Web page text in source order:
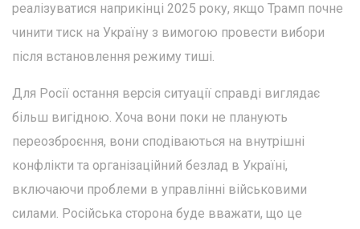
реалізуватися наприкінці 2025 року, якщо Трамп почне
чинити тиск на Україну з вимогою провести вибори
після встановлення режиму тиші.
Для Росії остання версія ситуації справді виглядає
більш вигідною. Хоча вони поки не планують
переозброєння, вони сподіваються на внутрішні
конфлікти та організаційний безлад в Україні,
включаючи проблеми в управлінні військовими
силами. Російська сторона буде вважати, що це